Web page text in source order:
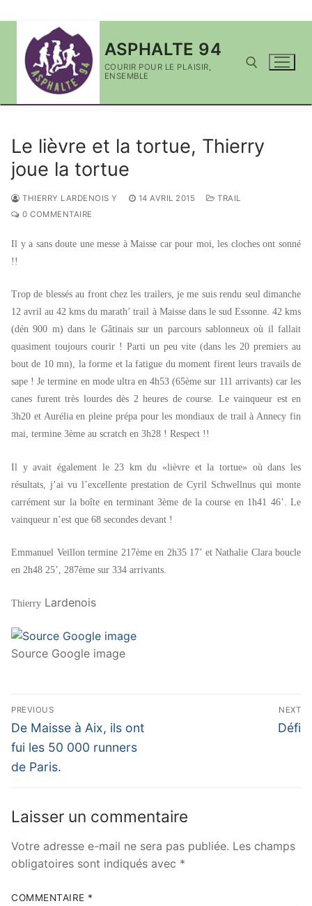
contenu
ASPHALTE 94
COURIR POUR LE PLAISIR,
ENSEMBLE
Le lièvre et la tortue, Thierry
joue la tortue
THIERRY LARDENOIS Y 14 AVRIL 2015
TRAIL
0 COMMENTAIRE
Il y a sans doute une messe à Maisse car pour moi, les cloches ont sonné
!!
Trop de blessés au front chez les trailers, je me suis rendu seul dimanche
12 avril au 42 kms du marath’ trail à Maisse dans le sud Essonne. 42 kms
(dén 900 m) dans le Gâtinais sur un parcours sablonneux où il fallait
quasiment toujours courir ! Parti un peu vite (dans les 20 premiers au
bout de 10 mn), la forme et la fatigue du moment firent leurs travails de
sape ! Je termine en mode ultra en 4h53 (65ème sur 111 arrivants) car les
canes furent très lourdes dès 2 heures de course. Le vainqueur est en
3h20 et Aurélia en pleine prépa pour les mondiaux de trail à Annecy fin
mai, termine 3ème au scratch en 3h28 ! Respect !!
Il y avait également le 23 km du «lièvre et la tortue» où dans les
résultats, j’ai vu l’excellente prestation de Cyril Schwellnus qui monte
carrément sur la boîte en terminant 3ème de la course en 1h41 46’. Le
vainqueur n’est que 68 secondes devant !
Emmanuel Veillon termine 217ème en 2h35 17’ et Nathalie Clara boucle
en 2h48 25’, 287ème sur 334 arrivants.
Thierry Lardenois
Source Google image
Navigation
de
l’article
PREVIOUS
Previous
post:
De Maisse à Aix, ils ont
fui les 50 000 runners
de Paris.
NEXT
Next
Défi
Laisser un commentaire
Votre adresse e-mail ne sera pas publiée. Les champs
obligatoires sont indiqués avec *
COMMENTAIRE *